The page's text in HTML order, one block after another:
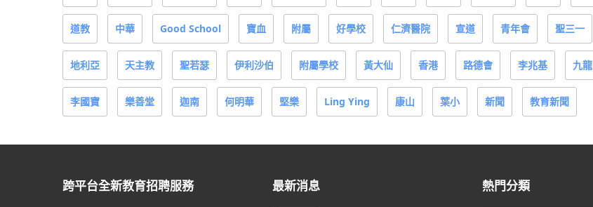
道教 中華 Good School 寶血 附屬 好學校 仁濟醫院 宣道 青年會 聖三一
地利亞 天主教 聖若瑟 伊利沙伯 附屬學校 黃大仙 香港 路德會 李兆基 九龍
李國寶 樂善堂 迦南 何明華 堅樂 Ling Ying 康山 葉小 新聞 教育新聞
跨平台全新教育招聘服務 最新消息 熱門分類